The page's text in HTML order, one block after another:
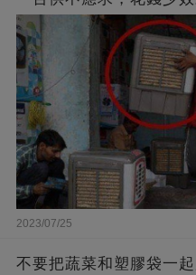
2023/07/25
不要把蔬菜和塑膠袋一